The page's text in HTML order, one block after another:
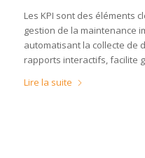
Les KPI sont des éléments
gestion de la maintenance
automatisant la collecte de
rapports interactifs, facilite
Lire la suite